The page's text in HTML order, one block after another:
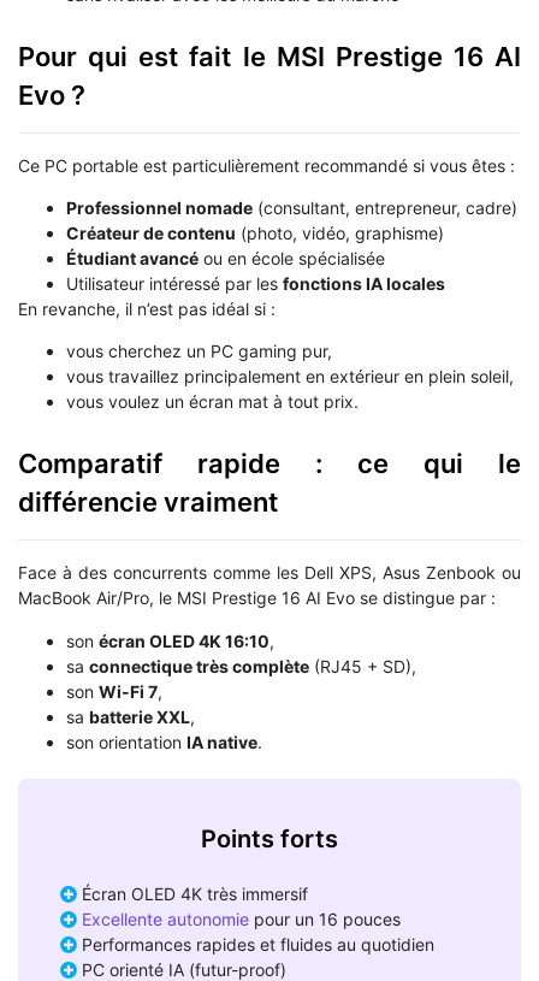
Pour qui est fait le MSI Prestige 16 AI
Evo ?
Ce PC portable est particulièrement recommandé si vous êtes :
Professionnel nomade (consultant, entrepreneur, cadre)
Créateur de contenu (photo, vidéo, graphisme)
Étudiant avancé ou en école spécialisée
Utilisateur intéressé par les fonctions IA locales
En revanche, il n’est pas idéal si :
vous cherchez un PC gaming pur,
vous travaillez principalement en extérieur en plein soleil,
vous voulez un écran mat à tout prix.
Comparatif rapide : ce qui le
différencie vraiment
Face à des concurrents comme les Dell XPS, Asus Zenbook ou
MacBook Air/Pro, le MSI Prestige 16 AI Evo se distingue par :
son écran OLED 4K 16:10,
sa connectique très complète (RJ45 + SD),
son Wi-Fi 7,
sa batterie XXL,
son orientation IA native.
Points forts
Écran OLED 4K très immersif
Excellente autonomie pour un 16 pouces
Performances rapides et fluides au quotidien
PC orienté IA (futur-proof)